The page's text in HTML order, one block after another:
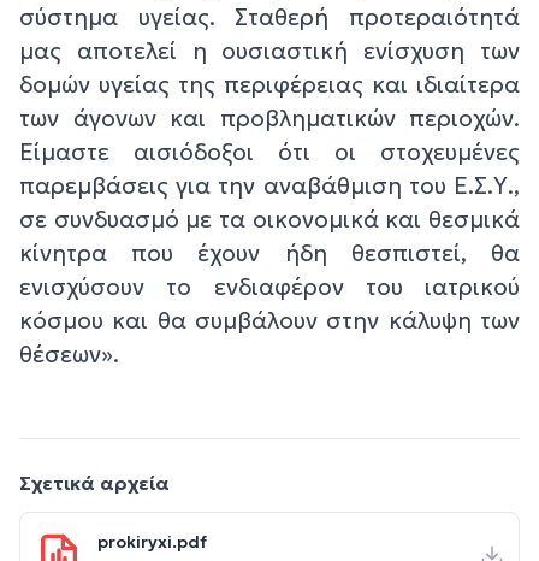
σύστημα υγείας. Σταθερή προτεραιότητά
μας αποτελεί η ουσιαστική ενίσχυση των
δομών υγείας της περιφέρειας και ιδιαίτερα
των άγονων και προβληματικών περιοχών.
Είμαστε αισιόδοξοι ότι οι στοχευμένες
παρεμβάσεις για την αναβάθμιση του Ε.Σ.Υ.,
σε συνδυασμό με τα οικονομικά και θεσμικά
κίνητρα που έχουν ήδη θεσπιστεί, θα
ενισχύσουν το ενδιαφέρον του ιατρικού
κόσμου και θα συμβάλουν στην κάλυψη των
θέσεων».
Σχετικά αρχεία
prokiryxi.pdf